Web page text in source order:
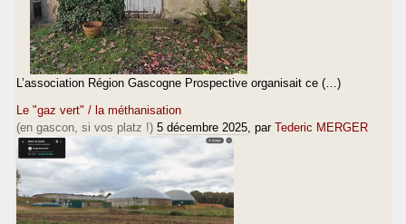
L’association Région Gascogne Prospective organisait ce (…)
Le "gaz vert" / la méthanisation
(en gascon, si vos platz !) 5 décembre 2025 , par Tederic MERGER